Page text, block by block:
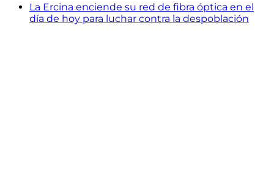
La Ercina enciende su red de fibra óptica en el
día de hoy para luchar contra la despoblación